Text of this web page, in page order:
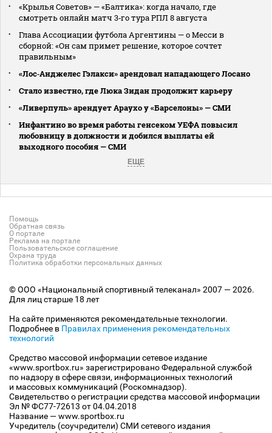
«Крылья Советов» — «Балтика»: когда начало, где
смотреть онлайн матч 3‑го тура РПЛ 8 августа
Глава Ассоциации футбола Аргентины — о Месси в
сборной: «Он сам примет решение, которое сочтет
правильным»
«Лос‑Анджелес Гэлакси» арендовал нападающего Лосано
Стало известно, где Люка Зидан продолжит карьеру
«Ливерпуль» арендует Араухо у «Барселоны» — СМИ
Инфантино во время работы генсеком УЕФА повысил
любовницу в должности и добился выплаты ей
выходного пособия — СМИ
ЕЩЕ
Помощь
Обратная связь
О портале
Реклама на портале
Пользовательское соглашение
Охрана труда
Политика обработки персональных данных
© ООО «Национальный спортивный телеканал» 2007 — 2026.
Для лиц старше 18 лет
На сайте применяются рекомендательные технологии.
Подробнее в Правилах применения рекомендательных
технологий
Средство массовой информации сетевое издание
«www.sportbox.ru» зарегистрировано Федеральной службой
по надзору в сфере связи, информационных технологий
и массовых коммуникаций (Роскомнадзор).
Свидетельство о регистрации средства массовой информации
Эл № ФС77-72613 от 04.04.2018
Название — www.sportbox.ru
Учредитель (соучредители) СМИ сетевого издания